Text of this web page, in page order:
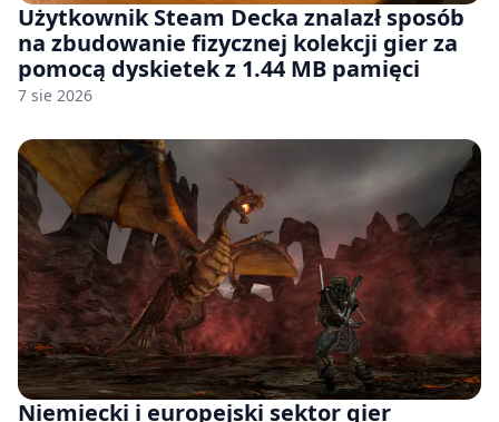
Użytkownik Steam Decka znalazł sposób
na zbudowanie fizycznej kolekcji gier za
pomocą dyskietek z 1.44 MB pamięci
7 sie 2026
Niemiecki i europejski sektor gier